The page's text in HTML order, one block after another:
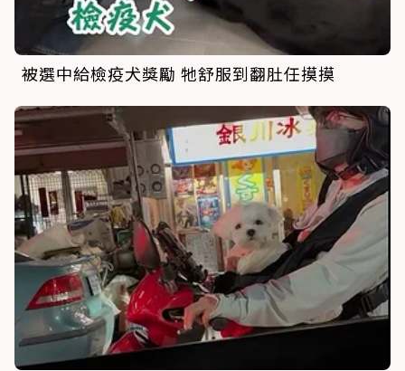
被選中給檢疫犬獎勵 牠舒服到翻肚任摸摸